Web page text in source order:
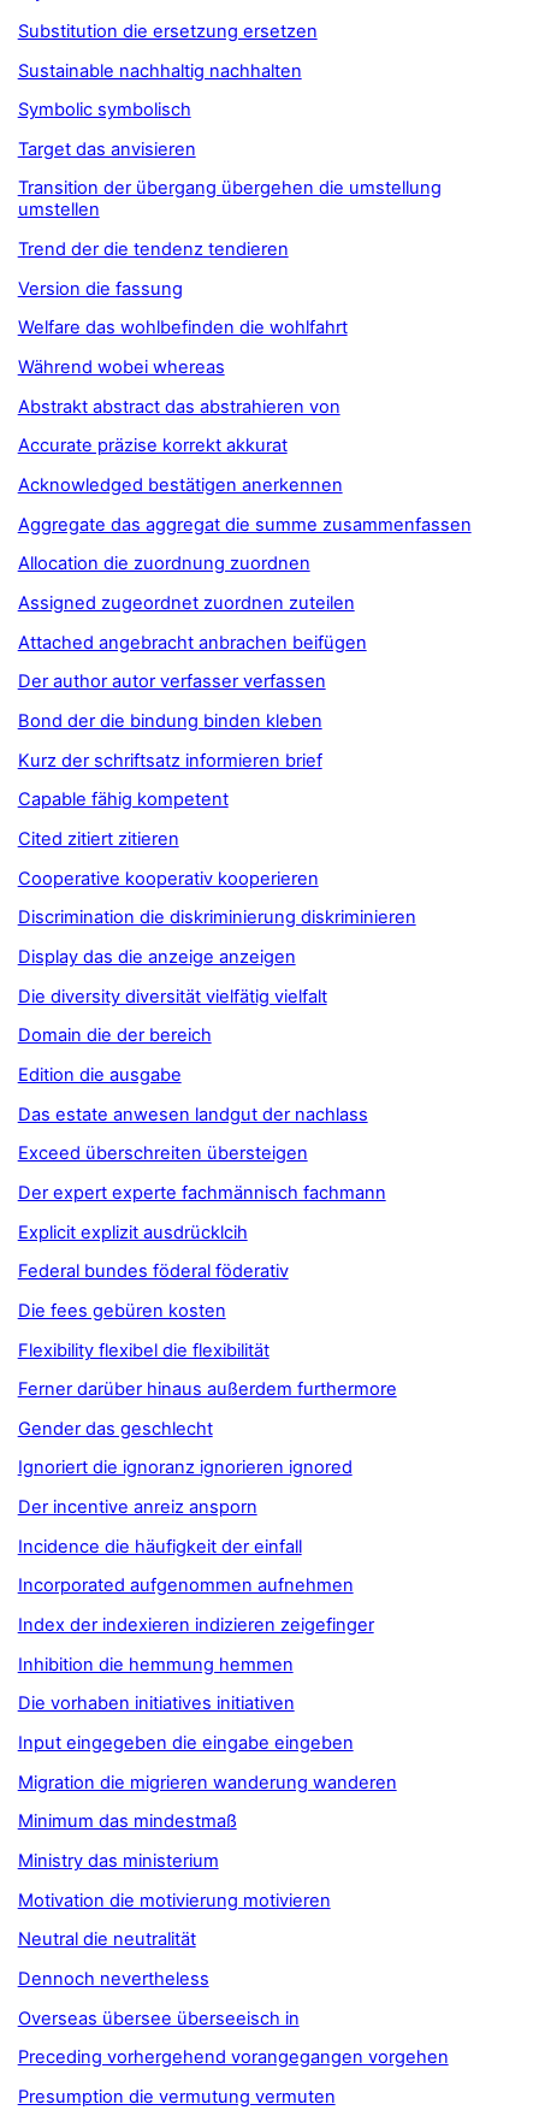
Substitution die ersetzung ersetzen
Sustainable nachhaltig nachhalten
Symbolic symbolisch
Target das anvisieren
Transition der übergang übergehen die umstellung
umstellen
Trend der die tendenz tendieren
Version die fassung
Welfare das wohlbefinden die wohlfahrt
Während wobei whereas
Abstrakt abstract das abstrahieren von
Accurate präzise korrekt akkurat
Acknowledged bestätigen anerkennen
Aggregate das aggregat die summe zusammenfassen
Allocation die zuordnung zuordnen
Assigned zugeordnet zuordnen zuteilen
Attached angebracht anbrachen beifügen
Der author autor verfasser verfassen
Bond der die bindung binden kleben
Kurz der schriftsatz informieren brief
Capable fähig kompetent
Cited zitiert zitieren
Cooperative kooperativ kooperieren
Discrimination die diskriminierung diskriminieren
Display das die anzeige anzeigen
Die diversity diversität vielfätig vielfalt
Domain die der bereich
Edition die ausgabe
Das estate anwesen landgut der nachlass
Exceed überschreiten übersteigen
Der expert experte fachmännisch fachmann
Explicit explizit ausdrücklcih
Federal bundes föderal föderativ
Die fees gebüren kosten
Flexibility flexibel die flexibilität
Ferner darüber hinaus außerdem furthermore
Gender das geschlecht
Ignoriert die ignoranz ignorieren ignored
Der incentive anreiz ansporn
Incidence die häufigkeit der einfall
Incorporated aufgenommen aufnehmen
Index der indexieren indizieren zeigefinger
Inhibition die hemmung hemmen
Die vorhaben initiatives initiativen
Input eingegeben die eingabe eingeben
Migration die migrieren wanderung wanderen
Minimum das mindestmaß
Ministry das ministerium
Motivation die motivierung motivieren
Neutral die neutralität
Dennoch nevertheless
Overseas übersee überseeisch in
Preceding vorhergehend vorangegangen vorgehen
Presumption die vermutung vermuten